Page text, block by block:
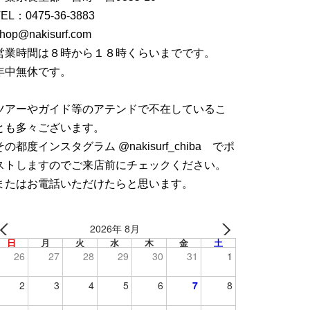
： 0475-36-3883
業時間は８時から１８時くらいまでです。
中無休です。
アーやガイド等のアテンドで不在しているこ
も多々ございます。
の都度インスタグラム @nakisurf_chiba でポ
トしますのでご来店前にチェックください。
たはお電話いただけたらと思います。
2026年 8月
日 月 火 水 木 金 土
26 27 28 29 30 31 1
2 3 4 5 6 7 8